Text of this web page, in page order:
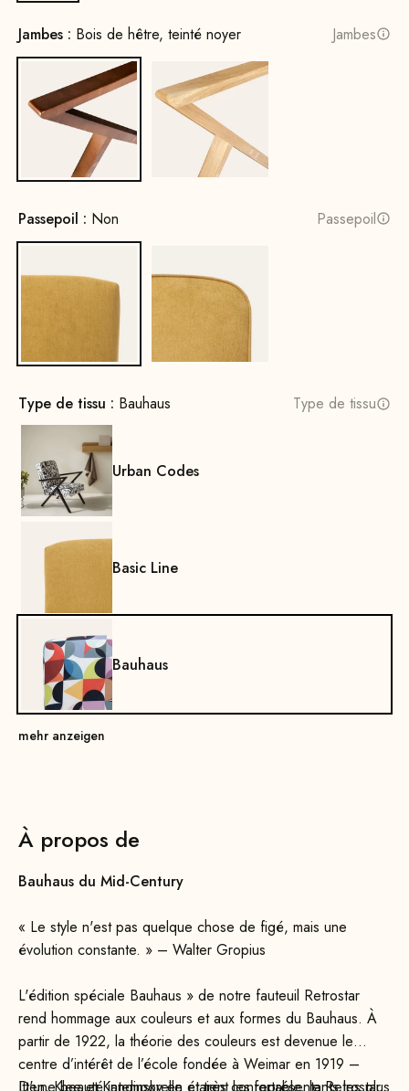
Jambes : Bois de hêtre, teinté noyer Jambes
Bois de hêtre, teinté noyerBois de chêne, naturel
Passepoil : Non Passepoil
Type de tissu : Bauhaus Type de tissu
Urban Codes
Basic Line
Bauhaus
mehr anzeigen
À propos de
Bauhaus du Mid-Century
« Le style n'est pas quelque chose de figé, mais une
évolution constante. » – Walter Gropius
L'édition spéciale Bauhaus » de notre fauteuil Retrostar
rend hommage aux couleurs et aux formes du Bauhaus. À
partir de 1922, la théorie des couleurs est devenue le
centre d’intérêt de l’école fondée à Weimar en 1919 –